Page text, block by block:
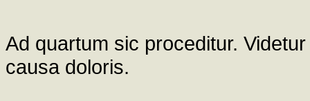
Ad quartum sic proceditur.
causa doloris.